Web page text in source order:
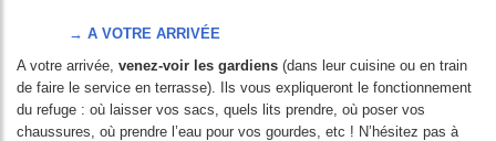
→ A VOTRE ARRIVÉE
A votre arrivée, venez-voir les gardiens (dans leur cuisine ou en train
de faire le service en terrasse). Ils vous expliqueront le fonctionnement
du refuge : où laisser vos sacs, quels lits prendre, où poser vos
chaussures, où prendre l’eau pour vos gourdes, etc ! N’hésitez pas à